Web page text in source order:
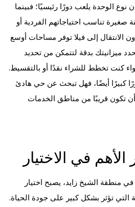
الوحدة يلعب دورًا رئيسيًا؛ فبينما
تناسب احتياجاتهم الفردية أو
الانتقال إلى فيلا توفر مساحات أوسع
ميزانيتك بدقة لتتمكن من تحديد
كنت تخطط للشراء نقدًا أو بالتقسيط.
كبيرًا أيضًا، فهل تبحث عن حي هادئ
تكون قريبًا من مناطق الخدمات
في الاختيار
منطقة الشيخ زايد، يصبح اختيار
التي تؤثر بشكل كبير على جودة الحياة.